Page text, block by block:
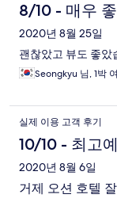
8/10 - 매우
2020년 8월 25일
괜찮았고 뷰도 좋았
Seongkyu 님, 1박
실제 이용 고객 후기
10/10 - 최고
2020년 8월 6일
거제 오션 호텔